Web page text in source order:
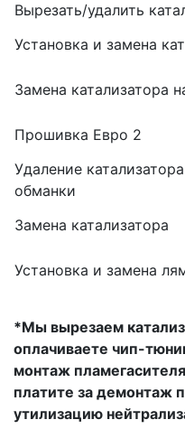
Вырезать/удалить
Установка и замена
Замена катализатора
Прошивка Евро 2
Удаление
обманки
Замена катализатора
Установка и замена
*Мы вырезаем
оплачиваете чип-
монтаж
платите за демонтаж
утилизацию